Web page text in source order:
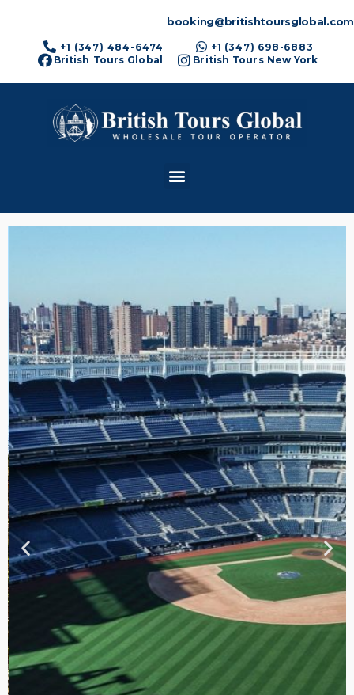
booking@britishtoursglobal.com
+1 (347) 484-6474
+1 (347) 698-6883
British Tours Global
British Tours New York
TOUR DE
CONTRASTES